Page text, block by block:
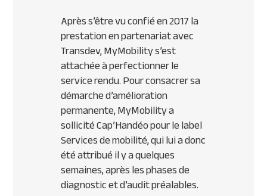
Après s’être vu confié en 2017 la
prestation en partenariat avec
Transdev, MyMobility s’est
attachée à perfectionner le
service rendu. Pour consacrer sa
démarche d’amélioration
permanente, MyMobility a
sollicité Cap’Handéo pour le label
Services de mobilité, qui lui a donc
été attribué il y a quelques
semaines, après les phases de
diagnostic et d’audit préalables.